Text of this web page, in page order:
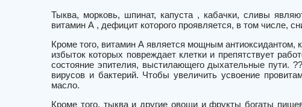
Тыква, морковь, шпинат, капуста , кабачки, сливы
витамин А , дефицит которого проявляется, в том числе,
Кроме того, витамин А является мощным
избыток которых повреждает клетки и препятствует
состояние эпителия, выстилающего дыхательные пути.
вирусов и бактерий. Чтобы увеличить усвоение
масло.
Кроме того, тыква и другие овощи и фрукты богаты